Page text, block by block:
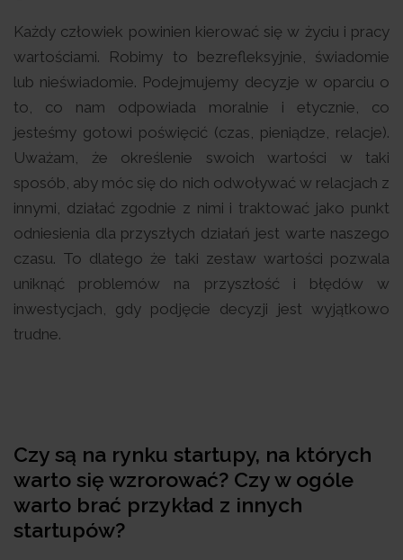
Każdy człowiek powinien kierować się w życiu i pracy
wartościami. Robimy to bezrefleksyjnie, świadomie
lub nieświadomie. Podejmujemy decyzje w oparciu o
to, co nam odpowiada moralnie i etycznie, co
jesteśmy gotowi poświęcić (czas, pieniądze, relacje).
Uważam, że określenie swoich wartości w taki
sposób, aby móc się do nich odwoływać w relacjach z
innymi, działać zgodnie z nimi i traktować jako punkt
odniesienia dla przyszłych działań jest warte naszego
czasu. To dlatego że taki zestaw wartości pozwala
uniknąć problemów na przyszłość i błędów w
inwestycjach, gdy podjęcie decyzji jest wyjątkowo
trudne.
Czy są na rynku startupy, na których
warto się wzrorować? Czy w ogóle
warto brać przykład z innych
startupów?